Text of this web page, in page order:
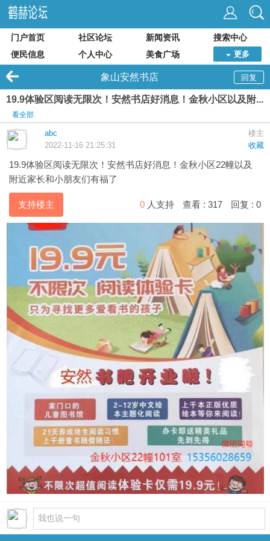
门户首页 社区论坛 新闻资讯
搜索中心
便民信息
个人中心 美食广场 更多
回复
象山安然书店
19.9体验区阅读无限次！安然书店好消息！金秋小区以及附...
看全部
楼主
abc
收藏
2022-11-16 21:25:31
19.9体验区阅读无限次！ 安然书店好消息！金秋小区22幢以及
附近家长和小朋友们有福了
支持楼主 0 人支持 查看 : 317 回复 : 0